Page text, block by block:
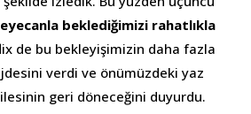
beklediğimizi rahatlıkla
de bu bekleyişimizin daha fazla
verdi ve önümüzdeki yaz
geri döneceğini duyurdu.